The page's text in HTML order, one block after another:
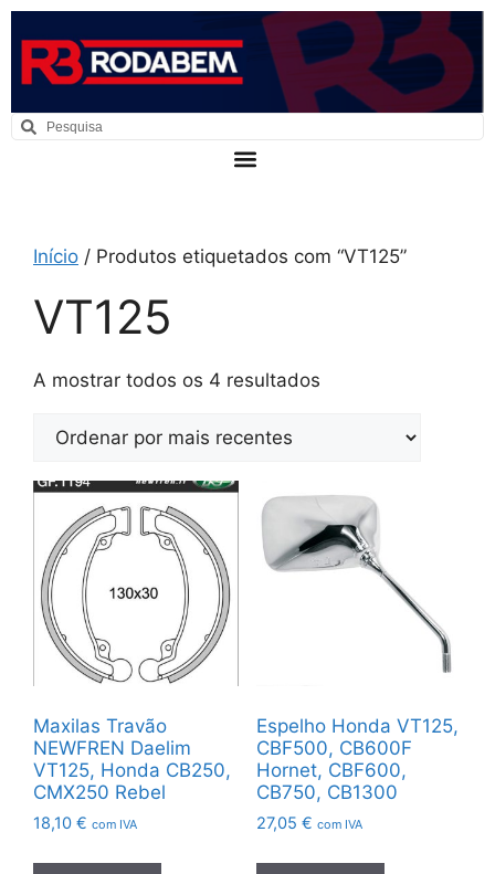
Início / Produtos etiquetados com “VT125”
VT125
A mostrar todos os 4 resultados
Maxilas Travão
NEWFREN Daelim
VT125, Honda CB250,
CMX250 Rebel
18,10 € com IVA
Espelho Honda VT125,
CBF500, CB600F
Hornet, CBF600,
CB750, CB1300
27,05 € com IVA